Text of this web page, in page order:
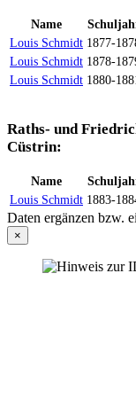
Name
Louis Schmidt 1877-
Louis Schmidt 1878-
Louis Schmidt 1880-
Raths- und
Cüstrin:
Name
Louis Schmidt 1883-
Daten ergänzen bzw.
×